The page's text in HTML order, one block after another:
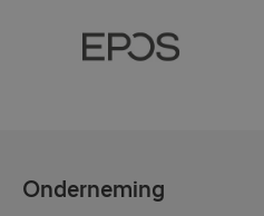
Onderneming